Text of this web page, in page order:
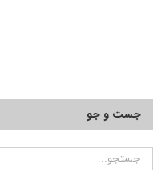
جست و جو
جستجو